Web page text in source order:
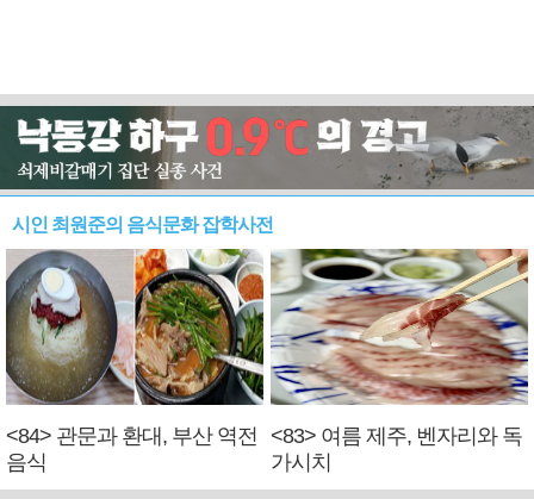
시인 최원준의 음식문화 잡학사전
<84> 관문과 환대, 부산 역전
음식
<83> 여름 제주, 벤자리와 독
가시치